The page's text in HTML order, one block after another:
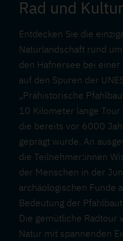
Rad und Kultur
Entdecken Sie die
Naturlandschaft rund
den Hafnersee bei
auf den Spuren der
„Prähistorische
10 Kilometer lange
die bereits vor 6000
geprägt wurde. An
die Teilnehmer:innen
der Menschen in der
archäologischen Funde
Bedeutung der
Die gemütliche Radtour
Natur mit spannenden